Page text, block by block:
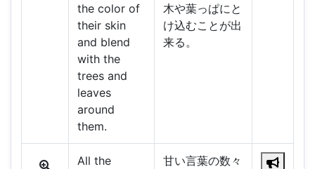
the color of
their skin
and blend
with the
trees and
leaves
around
them.
木や葉っぱにと
け込むことが出
来る。
All the
甘い言葉の数々